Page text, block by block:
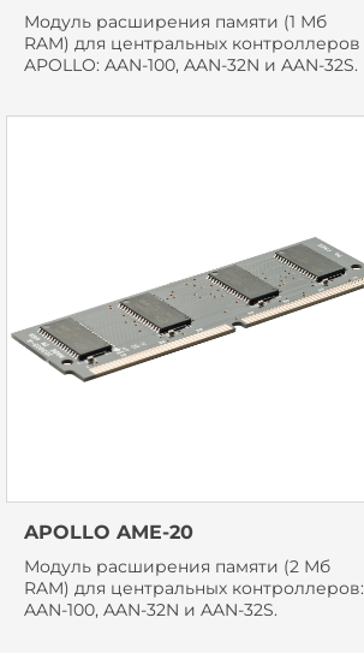
Модуль расширения памяти (1 Мб
RAM) для центральных контроллеров
APOLLO: AAN-100, AAN-32N и AAN-32S.
APOLLO AME-20
Модуль расширения памяти (2 Мб
RAM) для центральных контроллеров:
AAN-100, AAN-32N и AAN-32S.